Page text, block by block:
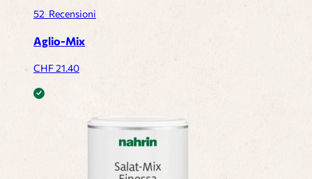
52 Recensioni
Aglio-Mix
CHF21.40